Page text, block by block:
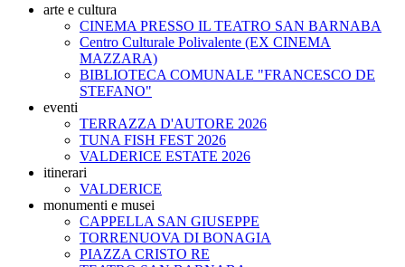
arte e cultura
CINEMA PRESSO IL TEATRO SAN BARNABA
Centro Culturale Polivalente (EX CINEMA
MAZZARA)
BIBLIOTECA COMUNALE "FRANCESCO DE
STEFANO"
eventi
TERRAZZA D'AUTORE 2026
TUNA FISH FEST 2026
VALDERICE ESTATE 2026
itinerari
VALDERICE
monumenti e musei
CAPPELLA SAN GIUSEPPE
TORRENUOVA DI BONAGIA
PIAZZA CRISTO RE